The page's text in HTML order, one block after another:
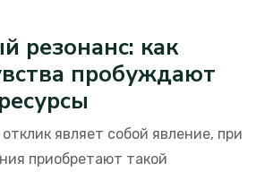
резонанс: как
пробуждают
являет собой явление, при
приобретают такой